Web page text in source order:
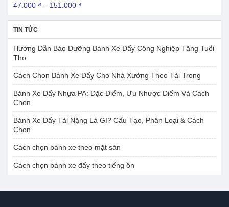
330.000 ₫
47.000 ₫ – 151.000 ₫
giá:
từ
đến
151.000 ₫
TIN TỨC
Hướng Dẫn Bảo Dưỡng Bánh Xe Đẩy Công Nghiệp Tăng Tuổi
Thọ
Cách Chọn Bánh Xe Đẩy Cho Nhà Xưởng Theo Tải Trọng
Bánh Xe Đẩy Nhựa PA: Đặc Điểm, Ưu Nhược Điểm Và Cách
Chọn
Bánh Xe Đẩy Tải Nặng Là Gì? Cấu Tạo, Phân Loại & Cách
Chọn
Cách chọn bánh xe theo mặt sàn
Cách chọn bánh xe đẩy theo tiếng ồn